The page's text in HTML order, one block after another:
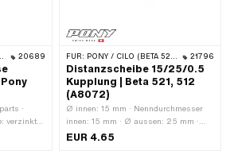
20689
·
verzinkt
FÜR: PONY / CILO (BETA 521 & 512) 21796
Distanzscheibe 15/25/0.5
Kupplung | Beta 521, 512
(A8072)
Ø innen: 15 mm · Nenndurchmesser
innen: 15 mm · Ø aussen: 25 mm ·
Dicke: 0.5 mm · Hersteller: Pony ·
EUR 4.65